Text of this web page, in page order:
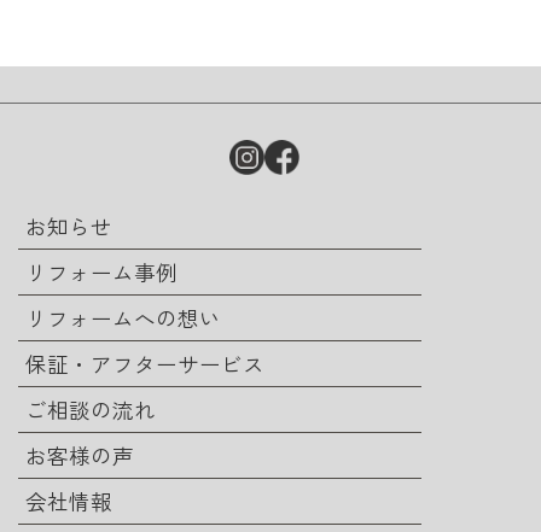
お知らせ
リフォーム事例
リフォームへの想い
保証・アフターサービス
ご相談の流れ
お客様の声
会社情報